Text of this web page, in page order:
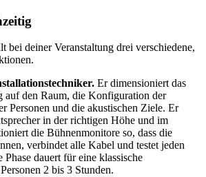
bei deiner Veranstaltung drei verschiedene,
Er dimensioniert das
auf den Raum, die Konfiguration der
Personen und die akustischen Ziele. Er
in der richtigen Höhe und im
die Bühnenmonitore so, dass die
verbindet alle Kabel und testet jeden
dauert für eine klassische
2 bis 3 Stunden.